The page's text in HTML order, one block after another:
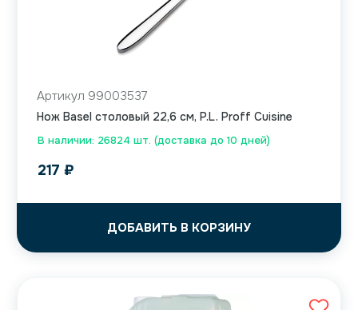
В наличии: 26824 шт. (доставка до 10 дней)
Артикул 99003537
Нож Basel столовый 22,6 см, P.L. Proff Cuisine
217 ₽
ДОБАВИТЬ В КОРЗИНУ